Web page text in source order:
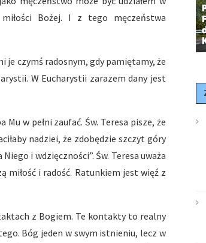
Bożej. I z tego męczeństwa
je czymś radosnym, gdy pamiętamy, że
W Eucharystii zarazem dany jest
w pełni zaufać. Św. Teresa pisze, że
nadziei, że zdobędzie szczyt góry
i wdzięczności”. Św. Teresa uważa
miłość i radość. Ratunkiem jest więź z
z Bogiem. Te kontakty to realny
Bóg jeden w swym istnieniu, lecz w